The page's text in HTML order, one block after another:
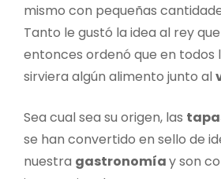
mismo con pequeñas
Tanto le gustó la idea al rey
entonces ordenó que en todos
sirviera algún alimento junto al
Sea cual sea su origen, las
se han convertido en sello de
nuestra gastronomíay son